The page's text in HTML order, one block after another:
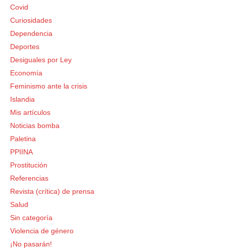
Covid
Curiosidades
Dependencia
Deportes
Desiguales por Ley
Economía
Feminismo ante la crisis
Islandia
Mis artículos
Noticias bomba
Paletina
PPIINA
Prostitución
Referencias
Revista (crítica) de prensa
Salud
Sin categoría
Violencia de género
¡No pasarán!